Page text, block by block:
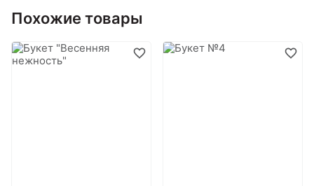
Похожие товары